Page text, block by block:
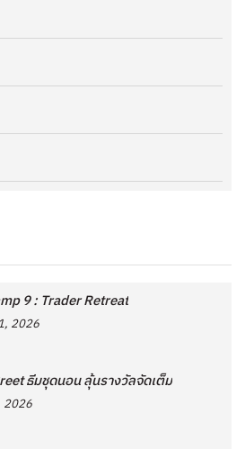
9 : Trader Retreat
2026
ธีมชุดนอน ลุ้นรางวัลจัดเต็ม
2026